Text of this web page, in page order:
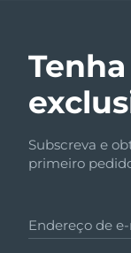
Subscreva e
primeiro
Endereço de